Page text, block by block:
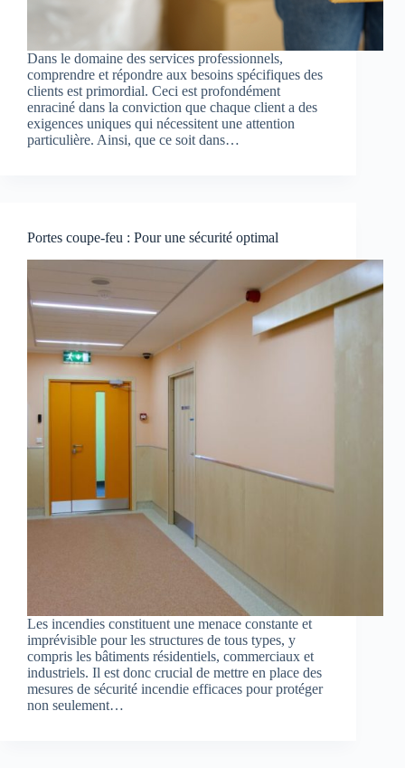
Dans le domaine des services professionnels,
comprendre et répondre aux besoins spécifiques des
clients est primordial. Ceci est profondément
enraciné dans la conviction que chaque client a des
exigences uniques qui nécessitent une attention
particulière. Ainsi, que ce soit dans…
Portes coupe-feu : Pour une sécurité optimal
Les incendies constituent une menace constante et
imprévisible pour les structures de tous types, y
compris les bâtiments résidentiels, commerciaux et
industriels. Il est donc crucial de mettre en place des
mesures de sécurité incendie efficaces pour protéger
non seulement…